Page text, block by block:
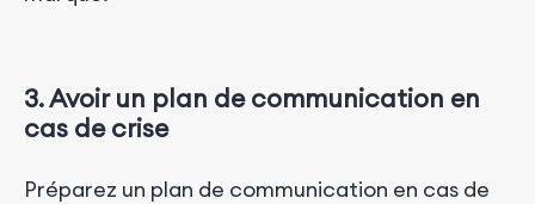
3. Avoir un plan de communication en
cas de crise
Préparez un plan de communication en cas de